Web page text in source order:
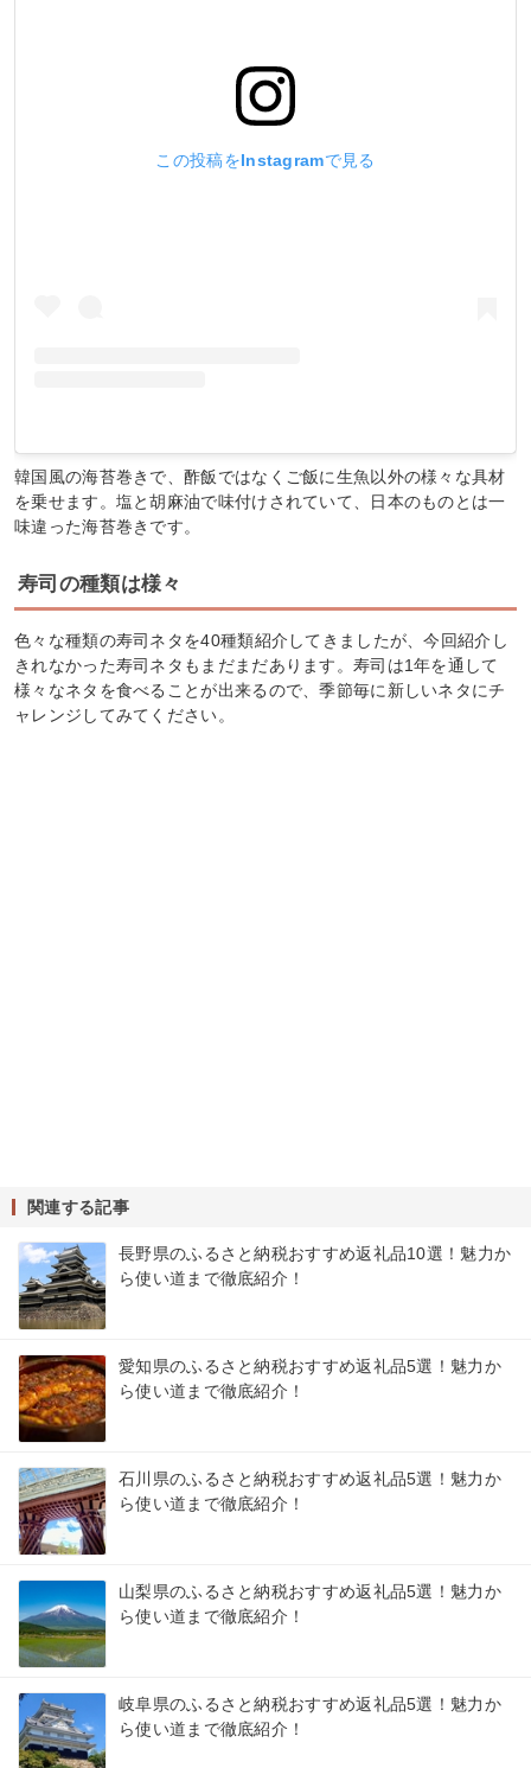
この投稿をInstagramで見る
韓国風の海苔巻きで、酢飯ではなくご飯に生魚以外の様々な具材
を乗せます。塩と胡麻油で味付けされていて、日本のものとは一
味違った海苔巻きです。
寿司の種類は様々
色々な種類の寿司ネタを40種類紹介してきましたが、今回紹介し
きれなかった寿司ネタもまだまだあります。寿司は1年を通して
様々なネタを食べることが出来るので、季節毎に新しいネタにチ
ャレンジしてみてください。
関連する記事
長野県のふるさと納税おすすめ返礼品10選！魅力か
ら使い道まで徹底紹介！
愛知県のふるさと納税おすすめ返礼品5選！魅力か
ら使い道まで徹底紹介！
石川県のふるさと納税おすすめ返礼品5選！魅力か
ら使い道まで徹底紹介！
山梨県のふるさと納税おすすめ返礼品5選！魅力か
ら使い道まで徹底紹介！
岐阜県のふるさと納税おすすめ返礼品5選！魅力か
ら使い道まで徹底紹介！